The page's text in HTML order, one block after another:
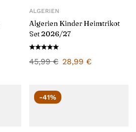
ALGERIEN
Algerien Kinder Heimtrikot
Set 2026/27
45,99€ 28,99 €
-41%